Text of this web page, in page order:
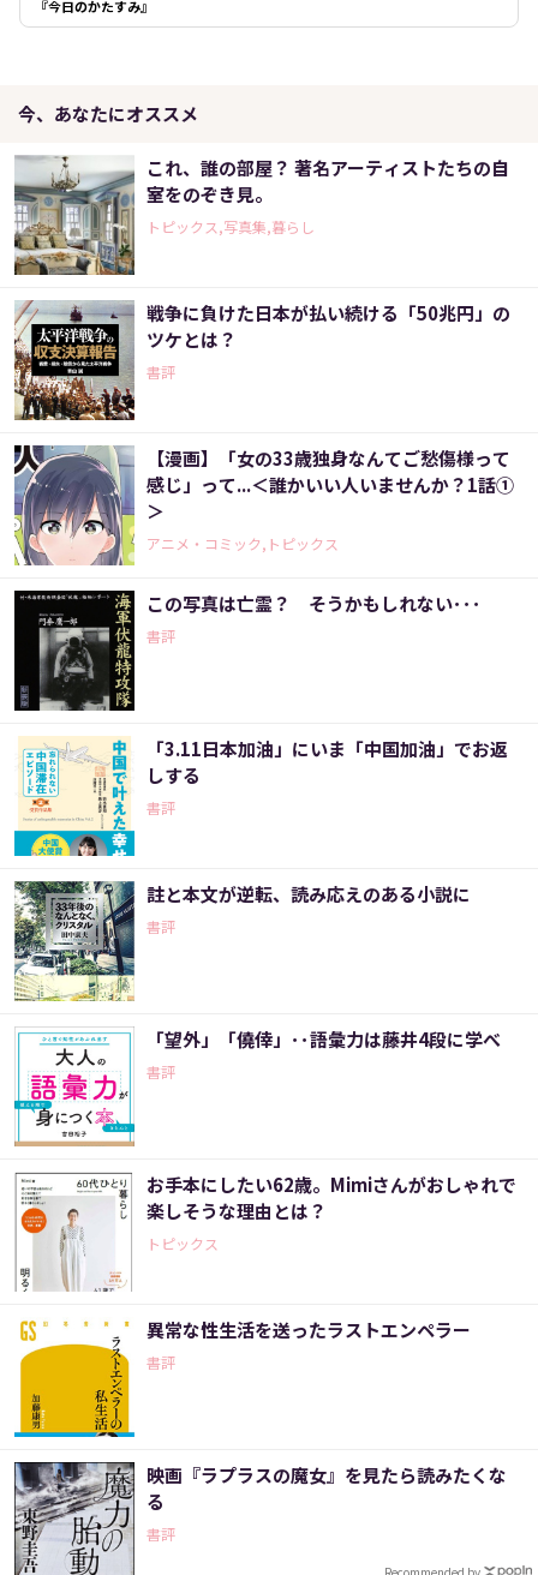
『今日のかたすみ』
今、あなたにオススメ
これ、誰の部屋？ 著名アーティストたちの自
室をのぞき見。
トピックス,写真集,暮らし
戦争に負けた日本が払い続ける「50兆円」の
ツケとは？
書評
【漫画】「女の33歳独身なんてご愁傷様って
感じ」って...＜誰かいい人いませんか？1話①
＞
アニメ・コミック,トピックス
この写真は亡霊？ そうかもしれない･･･
書評
「3.11日本加油」にいま「中国加油」でお返
しする
書評
註と本文が逆転、読み応えのある小説に
書評
「望外」「僥倖」･･語彙力は藤井4段に学べ
書評
お手本にしたい62歳。Mimiさんがおしゃれで
楽しそうな理由とは？
トピックス
異常な性生活を送ったラストエンペラー
書評
映画『ラプラスの魔女』を見たら読みたくな
る
書評